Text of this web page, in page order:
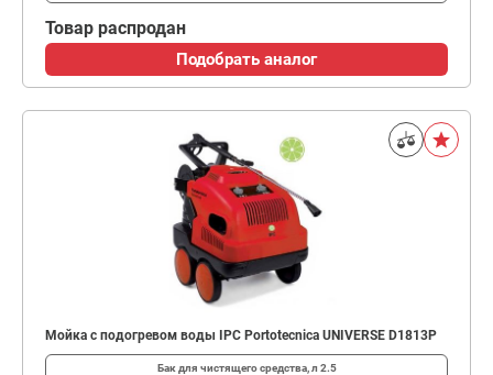
Товар распродан
Подобрать аналог
Мойка с подогревом воды IPC Portotecnica UNIVERSE D1813P
Бак для чистящего средства, л 2.5